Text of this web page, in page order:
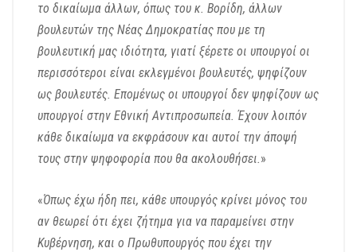
το δικαίωμα άλλων, όπως του κ. Βορίδη, άλλων
βουλευτών της Νέας Δημοκρατίας που με τη
βουλευτική μας ιδιότητα, γιατί ξέρετε οι υπουργοί οι
περισσότεροι είναι εκλεγμένοι βουλευτές, ψηφίζουν
ως βουλευτές. Επομένως οι υπουργοί δεν ψηφίζουν ως
υπουργοί στην Εθνική Αντιπροσωπεία. Έχουν λοιπόν
κάθε δικαίωμα να εκφράσουν και αυτοί την άποψή
τους στην ψηφοφορία που θα ακολουθήσει.»
«Όπως έχω ήδη πει, κάθε υπουργός κρίνει μόνος του
αν θεωρεί ότι έχει ζήτημα για να παραμείνει στην
Κυβέρνηση, και ο Πρωθυπουργός που έχει την